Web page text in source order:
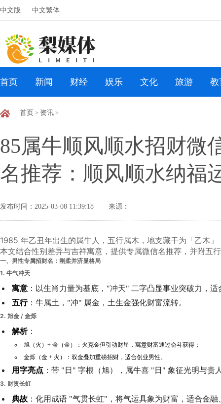
中文版 中文繁体
首页 新闻 财经 娱乐 文化 旅游 教
首页 > 资讯 >
85属牛顺风顺水招财微
名推荐：顺风顺水纳福
发布时间：2025-03-08 11:39:18 来源：
1985 年乙丑年出生的属牛人，五行属木，地支藏干为「乙木
本文结合性别差异与吉祥寓意，提供专属微信名推荐，并附五
一、男性专属招财名：刚柔并济显格局
1. 牛气冲天
寓意 ：以生肖力量为基底，"冲天" 二字凸显事业突破力，
五行：牛属土，"冲" 属金，土生金强化财富流转。
2. 旭金 / 金烁
解析：
旭（火）+ 金（金）：火克金但引动财星，寓意财富通过奋斗获得；
金烁（金 + 火）：双金叠加重磅招财，适合创业男性。
用字亮点 ：带 "日" 字根（旭），属牛喜 "日" 象征光明与贵
3. 财贯长虹
典故 ：化用成语 "气贯长虹"，将气运具象为财富，适合金